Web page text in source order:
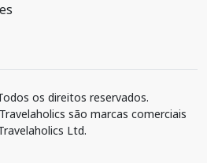
os direitos reservados.
são marcas comerciais
Ltd.